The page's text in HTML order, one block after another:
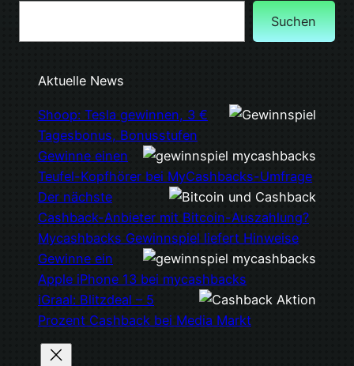
Suchen
Aktuelle News
Shoop: Tesla gewinnen, 3 €
Tagesbonus, Bonusstufen
Gewinne einen
Teufel-Kopfhörer bei MyCashbacks-Umfrage
Der nächste
Cashback-Anbieter mit Bitcoin-Auszahlung?
Mycashbacks Gewinnspiel liefert Hinweise
Gewinne ein
Apple iPhone 13 bei mycashbacks
iGraal: Blitzdeal – 5
Prozent Cashback bei Media Markt